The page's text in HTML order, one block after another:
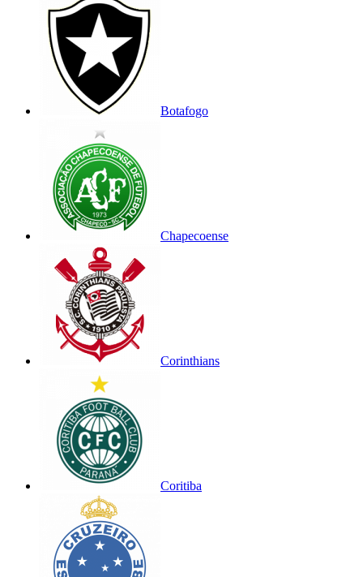
Botafogo
Chapecoense
Corinthians
Coritiba